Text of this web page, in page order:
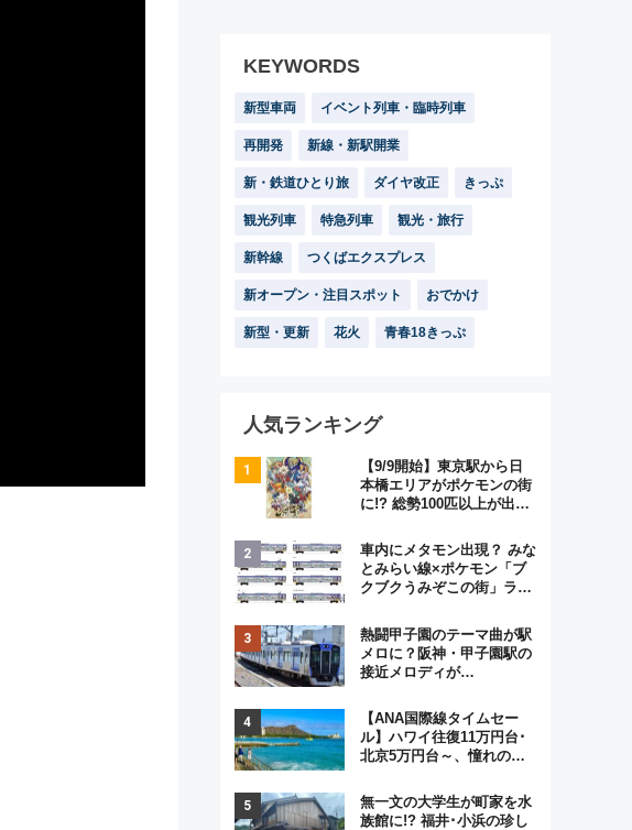
KEYWORDS
新型車両 イベント列車・臨時列車
再開発 新線・新駅開業
新・鉄道ひとり旅 ダイヤ改正 きっぷ
観光列車 特急列車 観光・旅行
新幹線 つくばエクスプレス
新オープン・注目スポット おでかけ
新型・更新 花火 青春18きっぷ
人気ランキング
【9/9開始】東京駅から日
本橋エリアがポケモンの街
に!? 総勢100匹以上が出現
格謎解き・グッズ情報まと
め
車内にメタモン出現？ みな
とみらい線×ポケモン「ブ
クブクうみぞこの街」ラッ
この夏は直通列車で横浜
へ！
熱闘甲子園のテーマ曲が駅
メロに？阪神・甲子園駅の
接近メロディが
実アレンジの特別仕様へ、
8月5日始発から
【ANA国際線タイムセー
ル】ハワイ往復11万円台･
北京5万円台～、憧れのビ
GW旅行まで狙える激アツ
路線まとめ（8/10まで）
無一文の大学生が町家を水
族館に!? 福井･小浜の珍し